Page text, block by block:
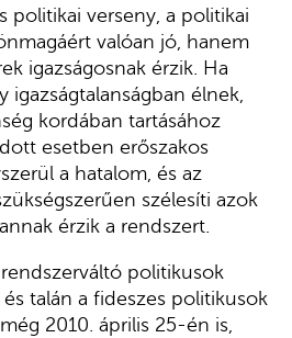
politikai verseny, a politikai
valóan jó, hanem
igazságosnak érzik. Ha
igazságtalanságban élnek,
kordában tartásához
esetben erőszakos
a hatalom, és az
szélesíti azok
érzik a rendszert.
politikusok
talán a fideszes politikusok
2010. április 25-én is,